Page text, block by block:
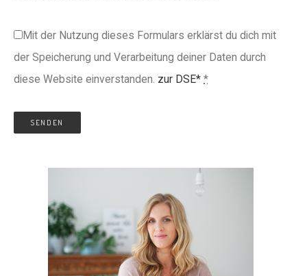
Mit der Nutzung dieses Formulars erklärst du dich mit
der Speicherung und Verarbeitung deiner Daten durch
diese Website einverstanden. zur DSE* *